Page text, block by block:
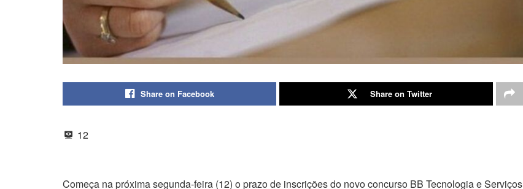
Share on Facebook Share on Twitter
12
Começa na próxima segunda-feira (12) o prazo de inscrições do novo concurso BB Tecnologia e Serviços